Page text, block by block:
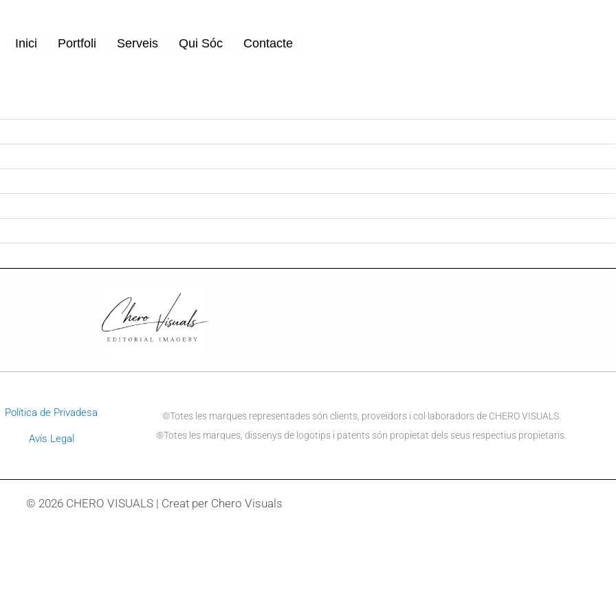
Inici Portfoli Serveis Qui Sóc Contacte
Política de Privadesa
Avís Legal
©Totes les marques representades són clients, proveïdors i col·laboradors de CHERO VISUALS.
®Totes les marques, dissenys de logotips i patents són propietat dels seus respectius propietaris.
© 2026 CHERO VISUALS | Creat per Chero Visuals